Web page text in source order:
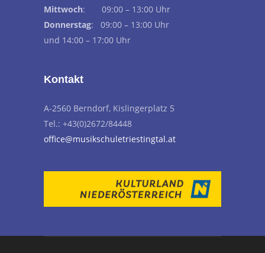
Mittwoch: 09:00 – 13:00 Uhr
Donnerstag: 09:00 – 13:00 Uhr
und 14:00 – 17:00 Uhr
Kontakt
A-2560 Berndorf, Kislingerplatz 5
Tel.: +43(0)2672/84448
office@musikschuletriestingtal.at